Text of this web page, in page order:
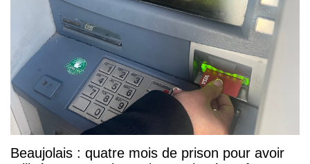
Beaujolais : quatre mois de prison pour avoir